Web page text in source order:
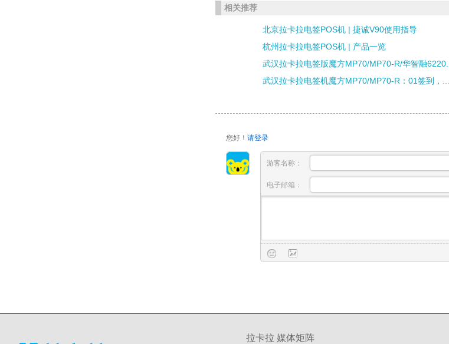
相关推荐
北京拉卡拉电签POS机 | 捷诚V90使用指导
杭州拉卡拉电签POS机 | 产品一览
武汉拉卡拉电签版魔方MP70/MP70-R/华智融6220...
武汉拉卡拉电签机魔方MP70/MP70-R：01签到，...
您好！请登录
游客名称：
电子邮箱：
拉卡拉 媒体矩阵